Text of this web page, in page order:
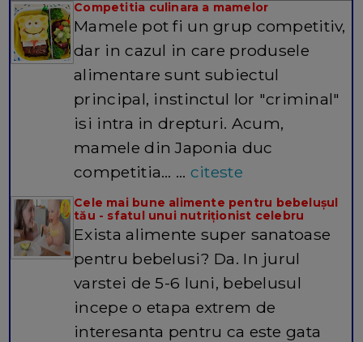
Competitia culinara a mamelor
Mamele pot fi un grup competitiv,
dar in cazul in care produsele
alimentare sunt subiectul
principal, instinctul lor "criminal"
isi intra in drepturi. Acum,
mamele din Japonia duc
competitia… ... citeste
Cele mai bune alimente pentru bebelușul
tău - sfatul unui nutriționist celebru
Exista alimente super sanatoase
pentru bebelusi? Da. In jurul
varstei de 5-6 luni, bebelusul
incepe o etapa extrem de
interesanta pentru ca este gata